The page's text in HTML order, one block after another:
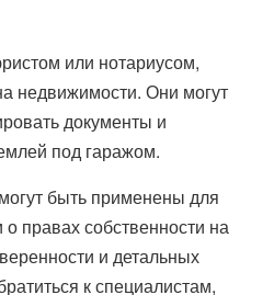
или нотариусом,
недвижимости. Они могут
документы и
под гаражом.
быть применены для
правах собственности на
и детальных
к специалистам,